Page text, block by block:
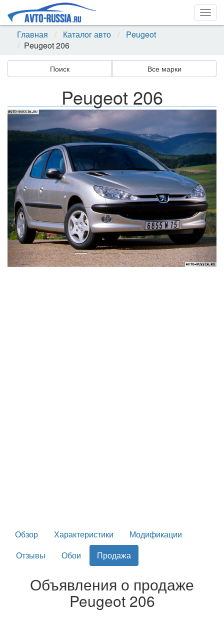
Главная
Каталог авто
Peugeot
Peugeot 206
Поиск Все марки
Peugeot 206
Назад
Обзор Характеристики
Модификации
Отзывы
Обои Продажа
Объявления о продаже
Peugeot 206